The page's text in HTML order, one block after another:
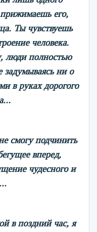
его,
Ты чувствуешь
человека.
люди полностью
задумываясь ни о
в руках дорогого
смогу подчинить
вперед,
чудесного и
в поздний час, я